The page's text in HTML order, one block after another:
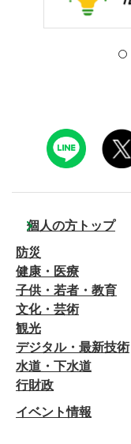
個人の方トップ
防災
健康・医療
子供・若者・教育
文化・芸術
観光
デジタル・最新技術
水道・下水道
行財政
イベント情報